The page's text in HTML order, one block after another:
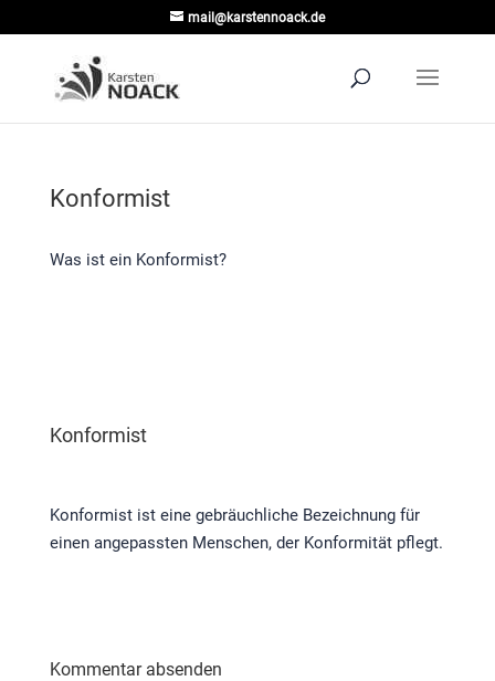
mail@karstennoack.de
Konformist
Was ist ein Konformist?
Konformist
Konformist ist eine gebräuchliche Bezeichnung für
einen angepassten Menschen, der Konformität pflegt.
Kommentar absenden